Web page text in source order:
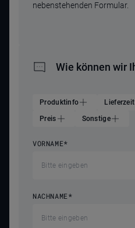
nebenstehenden Formular.
Wie können wir
Produktinfo Lieferzeit
Preis
Sonstige
VORNAME*
NACHNAME*